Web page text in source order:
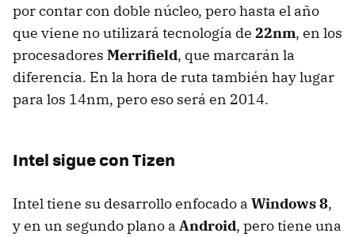
por contar con doble núcleo, pero hasta el año
que viene no utilizará tecnología de 22nm, en los
procesadores Merrifield, que marcarán la
diferencia. En la hora de ruta también hay lugar
para los 14nm, pero eso será en 2014.
Intel sigue con Tizen
Intel tiene su desarrollo enfocado a Windows 8,
y en un segundo plano a Android, pero tiene una